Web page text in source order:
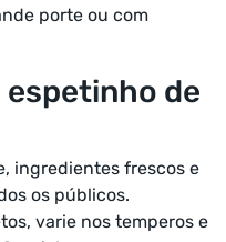
porte ou com
de
ingredientes frescos e
os públicos.
varie nos temperos e